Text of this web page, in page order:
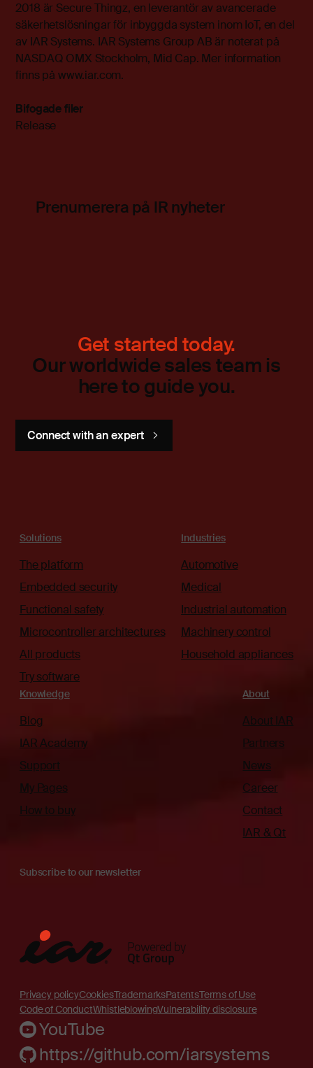
2018 är Secure Thingz, en leverantör av avancerade
säkerhetslösningar för inbyggda system inom IoT, en del
av IAR Systems. IAR Systems Group AB är noterat på
NASDAQ OMX Stockholm, Mid Cap. Mer information
finns på www.iar.com.
Bifogade filer
Release
Prenumerera på IR nyheter
Get started today.
Our worldwide sales team is
here to guide you.
Connect with an expert
Solutions
The platform
Embedded security
Functional safety
Microcontroller architectures
All products
Try software
Industries
Automotive
Medical
Industrial automation
Machinery control
Household appliances
Knowledge
Blog
IAR Academy
Support
My Pages
How to buy
About
About IAR
Partners
News
Career
Contact
IAR & Qt
Subscribe to our newsletter
Privacy policyCookiesTrademarksPatentsTerms of Use
Code of ConductWhistleblowingVulnerability disclosure
YouTube
https://github.com/iarsystems